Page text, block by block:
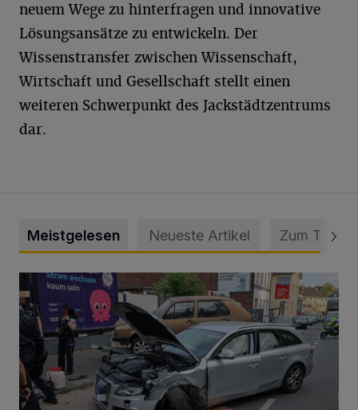
neuem Wege zu hinterfragen und innovative
Lösungsansätze zu entwickeln. Der
Wissenstransfer zwischen Wissenschaft,
Wirtschaft und Gesellschaft stellt einen
weiteren Schwerpunkt des Jackstädtzentrums
dar.
Meistgelesen Neueste Artikel Zum Thema
Schwerer Unfall mit 2,48 Promille